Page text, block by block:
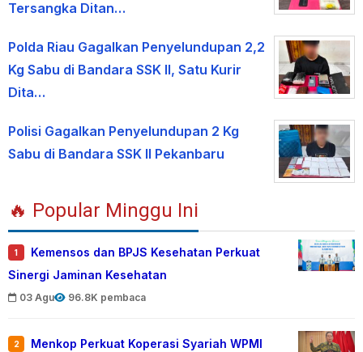
Tersangka Ditan…
Polda Riau Gagalkan Penyelundupan 2,2
Kg Sabu di Bandara SSK II, Satu Kurir
Dita…
Polisi Gagalkan Penyelundupan 2 Kg
Sabu di Bandara SSK II Pekanbaru
🔥 Popular Minggu Ini
1
Kemensos dan BPJS Kesehatan Perkuat
Sinergi Jaminan Kesehatan
03 Agu 96.8K pembaca
2 Menkop Perkuat Koperasi Syariah WPMI